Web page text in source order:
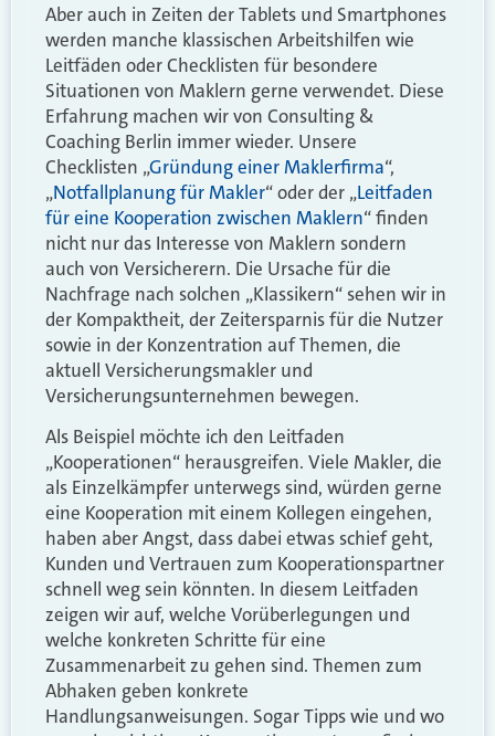
Aber auch in Zeiten der Tablets und Smartphones
werden manche klassischen Arbeitshilfen wie
Leitfäden oder Checklisten für besondere
Situationen von Maklern gerne verwendet. Diese
Erfahrung machen wir von Consulting &
Coaching Berlin immer wieder. Unsere
Checklisten „Gründung einer Maklerfirma“,
„Notfallplanung für Makler“ oder der „Leitfaden
für eine Kooperation zwischen Maklern“ finden
nicht nur das Interesse von Maklern sondern
auch von Versicherern. Die Ursache für die
Nachfrage nach solchen „Klassikern“ sehen wir in
der Kompaktheit, der Zeitersparnis für die Nutzer
sowie in der Konzentration auf Themen, die
aktuell Versicherungsmakler und
Versicherungsunternehmen bewegen.
Als Beispiel möchte ich den Leitfaden
„Kooperationen“ herausgreifen. Viele Makler, die
als Einzelkämpfer unterwegs sind, würden gerne
eine Kooperation mit einem Kollegen eingehen,
haben aber Angst, dass dabei etwas schief geht,
Kunden und Vertrauen zum Kooperationspartner
schnell weg sein könnten. In diesem Leitfaden
zeigen wir auf, welche Vorüberlegungen und
welche konkreten Schritte für eine
Zusammenarbeit zu gehen sind. Themen zum
Abhaken geben konkrete
Handlungsanweisungen. Sogar Tipps wie und wo